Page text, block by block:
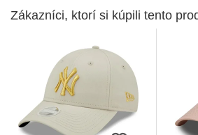
Zákazníci, ktorí si kúpili tento